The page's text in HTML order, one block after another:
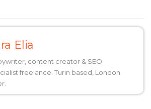
Elia
content creator & SEO
freelance. Turin based, London